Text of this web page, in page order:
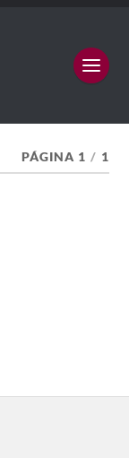
PÁGINA 1 / 1